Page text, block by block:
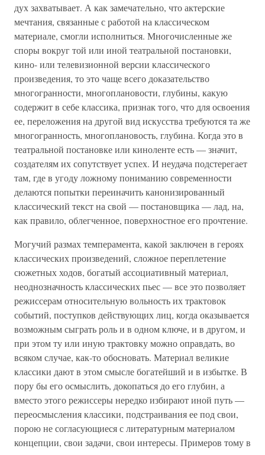
дух захватывает. А как замечательно, что актерские
мечтания, связанные с работой на классическом
материале, смогли исполниться. Многочисленные же
споры вокруг той или иной театральной постановки,
кино- или телевизионной версии классического
произведения, то это чаще всего доказательство
многогранности, многоплановости, глубины, какую
содержит в себе классика, признак того, что для освоения
ее, переложения на другой вид искусства требуются та же
многогранность, многоплановость, глубина. Когда это в
театральной постановке или киноленте есть — значит,
создателям их сопутствует успех. И неудача подстерегает
там, где в угоду ложному пониманию современности
делаются попытки переиначить канонизированный
классический текст на свой — постановщика — лад, на,
как правило, облегченное, поверхностное его прочтение.
Могучий размах темперамента, какой заключен в героях
классических произведений, сложное переплетение
сюжетных ходов, богатый ассоциативный материал,
неоднозначность классических пьес — все это позволяет
режиссерам относительную вольность их трактовок
событий, поступков действующих лиц, когда оказывается
возможным сыграть роль и в одном ключе, и в другом, и
при этом ту или иную трактовку можно оправдать, во
всяком случае, как-то обосновать. Материал великие
классики дают в этом смысле богатейший и в избытке. В
пору бы его осмыслить, докопаться до его глубин, а
вместо этого режиссеры нередко избирают иной путь —
переосмысления классики, подстраивания ее под свои,
порою не согласующиеся с литературным материалом
концепции, свои задачи, свои интересы. Примеров тому в